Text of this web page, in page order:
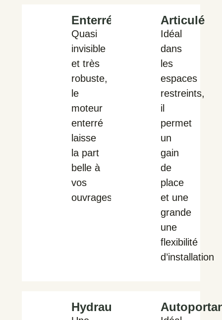
Enterré
Quasi
invisible
et très
robuste,
le
moteur
enterré
laisse
la part
belle à
vos
ouvrages
Articulé
Idéal
dans
les
espaces
restreints,
il
permet
un
gain
de
place
et une
grande
une
flexibilité
d’installation
Hydraulique